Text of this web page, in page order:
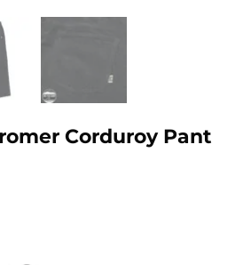
Corduroy Pant